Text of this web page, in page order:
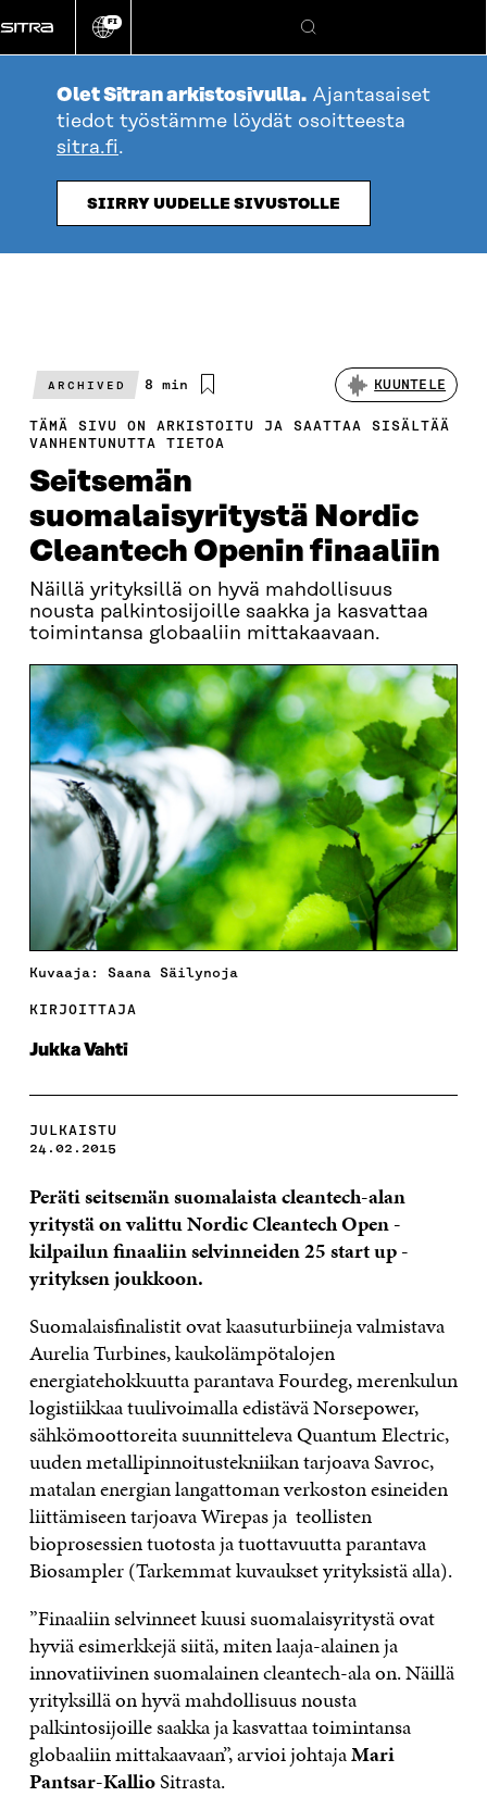
suoraan
sisältöön
Vaihda
kieli
FI
Hae
Olet Sitran arkistosivulla. Ajantasaiset
tiedot työstämme löydät osoitteesta
sitra.fi.
SIIRRY UUDELLE SIVUSTOLLE
ARCHIVED
Arvioitu
8 min KUUNTELE
TÄMÄ SIVU ON ARKISTOITU JA SAATTAA SISÄLTÄÄ
VANHENTUNUTTA TIETOA
Seitsemän
suomalaisyritystä Nordic
Cleantech Openin finaaliin
Näillä yrityksillä on hyvä mahdollisuus
nousta palkintosijoille saakka ja kasvattaa
toimintansa globaaliin mittakaavaan.
Kuvaaja: Saana Säilynoja
KIRJOITTAJA
Jukka Vahti
JULKAISTU
24.02.2015
Peräti seitsemän suomalaista cleantech-alan
yritystä on valittu Nordic Cleantech Open -
kilpailun finaaliin selvinneiden 25 start up -
yrityksen joukkoon.
Suomalaisfinalistit ovat kaasuturbiineja valmistava
Aurelia Turbines, kaukolämpötalojen
energiatehokkuutta parantava Fourdeg, merenkulun
logistiikkaa tuulivoimalla edistävä Norsepower,
sähkömoottoreita suunnitteleva Quantum Electric,
uuden metallipinnoitustekniikan tarjoava Savroc,
matalan energian langattoman verkoston esineiden
liittämiseen tarjoava Wirepas ja teollisten
bioprosessien tuotosta ja tuottavuutta parantava
Biosampler (Tarkemmat kuvaukset yrityksistä alla).
”Finaaliin selvinneet kuusi suomalaisyritystä ovat
hyviä esimerkkejä siitä, miten laaja-alainen ja
innovatiivinen suomalainen cleantech-ala on. Näillä
yrityksillä on hyvä mahdollisuus nousta
palkintosijoille saakka ja kasvattaa toimintansa
globaaliin mittakaavaan”, arvioi johtajaMari
Pantsar-KallioSitrasta.